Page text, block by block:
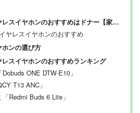
ヤホンのおすすめはドナー【家電批評が検証】
ヤレスイヤホンのおすすめ
ンの選び方
レスイヤホンのおすすめランキング
Dobuds ONE DTW-E10」
T13 ANC」
「Redmi Buds 6 Lite」